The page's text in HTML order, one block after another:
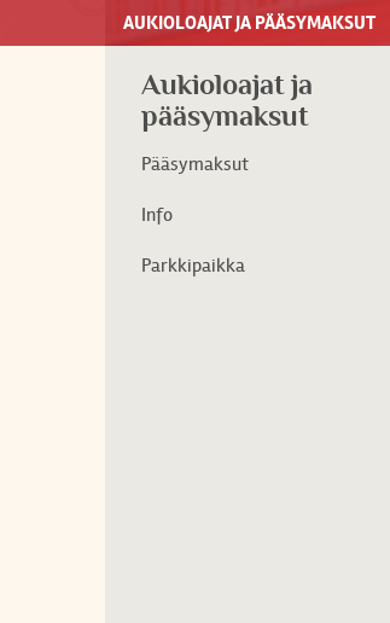
AUKIOLOAJAT JA PÄÄSYMAKSUT
Aukioloajat ja
pääsymaksut
Pääsymaksut
Info
Parkkipaikka